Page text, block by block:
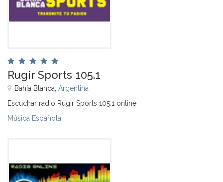
Rugir Sports 105.1
Bahía Blanca, Argentina
Escuchar radio Rugir Sports 105.1 online
Música Española